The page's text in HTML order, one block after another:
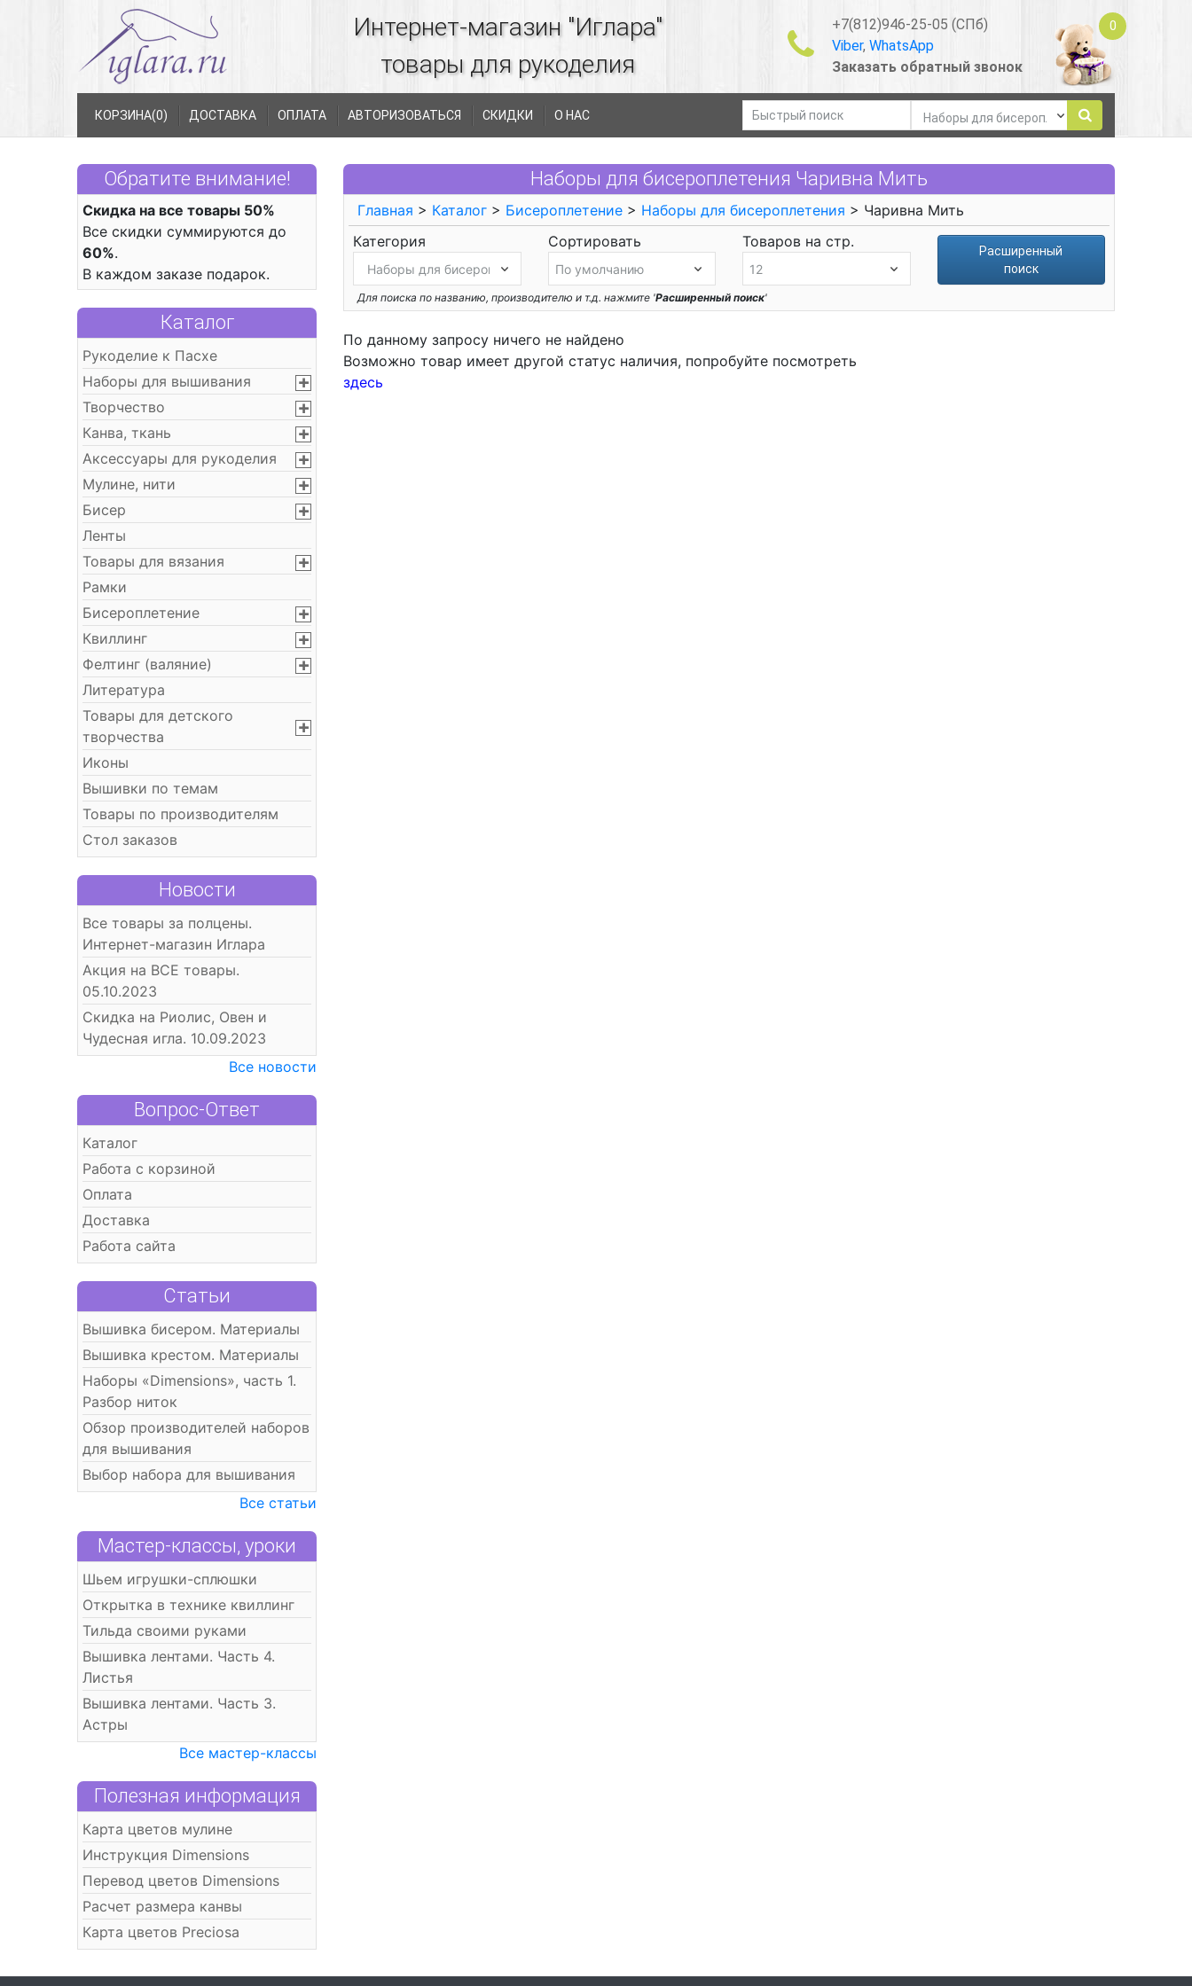
Интернет-магазин "Иглара"
товары для рукоделия
+7(812)946-25-05 (СПб)
Viber, WhatsApp
Заказать обратный звонок
0
КОРЗИНА(0) ДОСТАВКА ОПЛАТА АВТОРИЗОВАТЬСЯ СКИДКИ О НАС
Обратите внимание!
Скидка на все товары 50%
Все скидки суммируются до
60%.
В каждом заказе подарок.
Каталог
Рукоделие к Пасхе
Наборы для вышивания
Творчество
Канва, ткань
Аксессуары для рукоделия
Мулине, нити
Бисер
Ленты
Товары для вязания
Рамки
Бисероплетение
Квиллинг
Фелтинг (валяние)
Литература
Товары для детского
творчества
Иконы
Вышивки по темам
Товары по производителям
Стол заказов
Новости
Все товары за полцены.
Интернет-магазин Иглара
Акция на ВСЕ товары.
05.10.2023
Скидка на Риолис, Овен и
Чудесная игла. 10.09.2023
Все новости
Вопрос-Ответ
Каталог
Работа с корзиной
Оплата
Доставка
Работа сайта
Статьи
Вышивка бисером. Материалы
Вышивка крестом. Материалы
Наборы «Dimensions», часть 1.
Разбор ниток
Обзор производителей наборов
для вышивания
Выбор набора для вышивания
Все статьи
Мастер-классы, уроки
Шьем игрушки-сплюшки
Открытка в технике квиллинг
Тильда своими руками
Вышивка лентами. Часть 4.
Листья
Вышивка лентами. Часть 3.
Астры
Все мастер-классы
Полезная информация
Карта цветов мулине
Инструкция Dimensions
Перевод цветов Dimensions
Расчет размера канвы
Карта цветов Preciosa
Наборы для бисероплетения Чаривна Мить
Главная > Каталог > Бисероплетение > Наборы для бисероплетения > Чаривна Мить
Категория
Сортировать Товаров на стр.
Расширенный
поиск
Для поиска по названию, производителю и т.д. нажмите 'Расширенный поиск'
По данному запросу ничего не найдено
Возможно товар имеет другой статус наличия, попробуйте посмотреть
здесь